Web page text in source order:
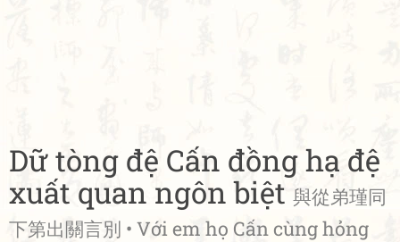
Dữ tòng đệ Cấn đồng hạ đệ
xuất quan ngôn biệt 與從弟瑾同
下第出關言別 • Với em họ Cấn cùng hỏng